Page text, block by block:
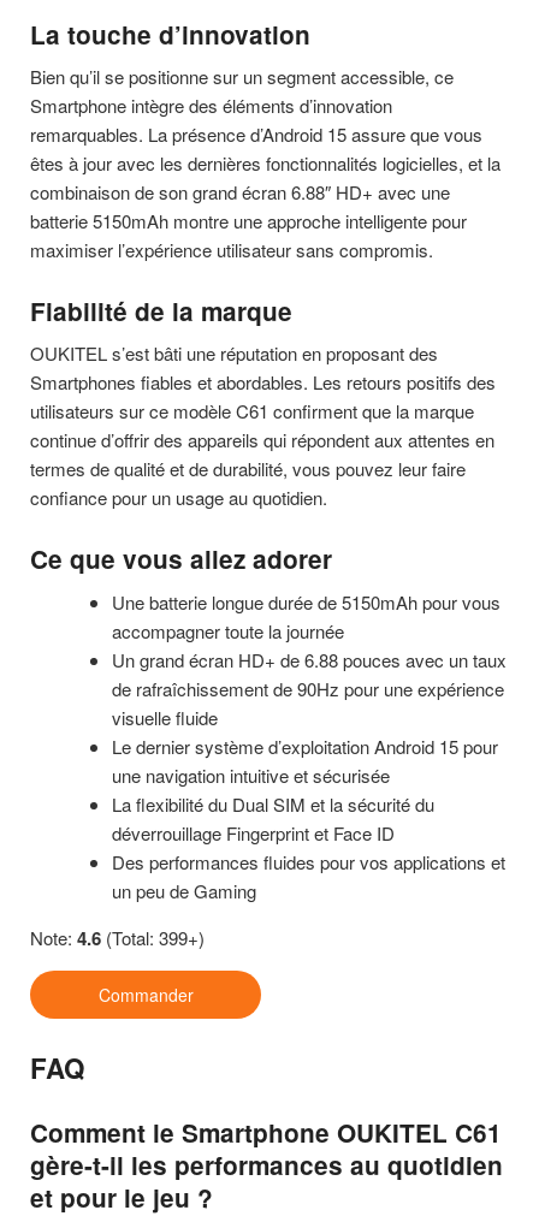
La touche d’innovation
Bien qu’il se positionne sur un segment accessible, ce
Smartphone intègre des éléments d’innovation
remarquables. La présence d’Android 15 assure que vous
êtes à jour avec les dernières fonctionnalités logicielles, et la
combinaison de son grand écran 6.88″ HD+ avec une
batterie 5150mAh montre une approche intelligente pour
maximiser l’expérience utilisateur sans compromis.
Fiabilité de la marque
OUKITEL s’est bâti une réputation en proposant des
Smartphones fiables et abordables. Les retours positifs des
utilisateurs sur ce modèle C61 confirment que la marque
continue d’offrir des appareils qui répondent aux attentes en
termes de qualité et de durabilité, vous pouvez leur faire
confiance pour un usage au quotidien.
Ce que vous allez adorer
Une batterie longue durée de 5150mAh pour vous
accompagner toute la journée
Un grand écran HD+ de 6.88 pouces avec un taux
de rafraîchissement de 90Hz pour une expérience
visuelle fluide
Le dernier système d’exploitation Android 15 pour
une navigation intuitive et sécurisée
La flexibilité du Dual SIM et la sécurité du
déverrouillage Fingerprint et Face ID
Des performances fluides pour vos applications et
un peu de Gaming
Note: 4.6 (Total: 399+)
Commander
FAQ
Comment le Smartphone OUKITEL C61
gère-t-il les performances au quotidien
et pour le jeu ?